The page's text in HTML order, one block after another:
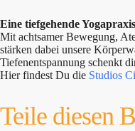
Eine tiefgehende
Mit achtsamer Bewegung,
stärken dabei unsere
Tiefenentspannung schenkt
Hier findest Du die Studios
Teile diesen